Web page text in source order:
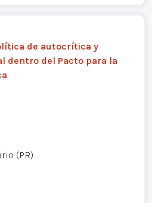
de autocrítica y
dentro del Pacto para la
(PR)